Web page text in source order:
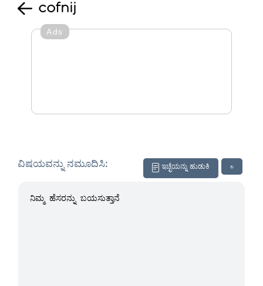
cofnij
Ads
↻
ಇಚ್ಛೆಯನ್ನು ಹುಡುಕಿ
ವಿಷಯವನ್ನು ನಮೂದಿಸಿ: